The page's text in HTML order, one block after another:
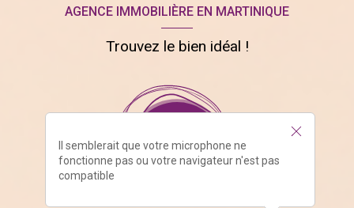
AGENCE IMMOBILIÈRE EN MARTINIQUE
Trouvez le bien idéal !
Il semblerait que votre microphone ne
fonctionne pas ou votre navigateur n'est pas
compatible